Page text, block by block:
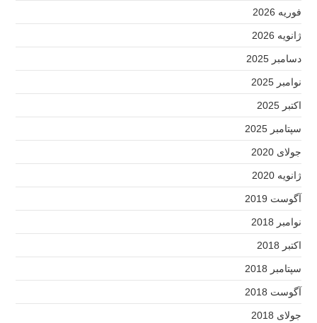
فوریه 2026
ژانویه 2026
دسامبر 2025
نوامبر 2025
اکتبر 2025
سپتامبر 2025
جولای 2020
ژانویه 2020
آگوست 2019
نوامبر 2018
اکتبر 2018
سپتامبر 2018
آگوست 2018
جولای 2018